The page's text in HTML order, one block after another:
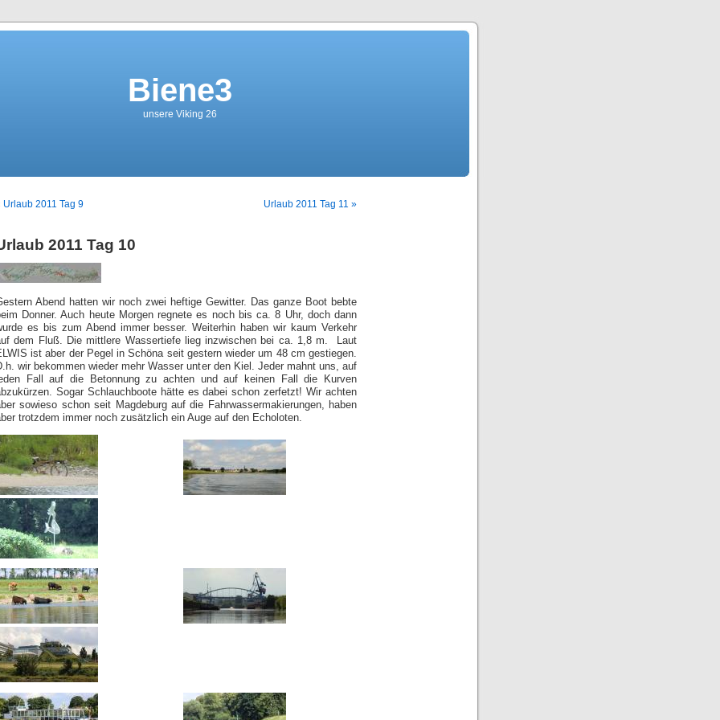
Biene3
unsere Viking 26
Urlaub 2011 Tag 9 Urlaub 2011 Tag 11 »
2011 Tag 10
Abend hatten wir noch zwei heftige Gewitter. Das ganze Boot bebte
Donner. Auch heute Morgen regnete es noch bis ca. 8 Uhr, doch dann
es bis zum Abend immer besser. Weiterhin haben wir kaum Verkehr
dem Fluß. Die mittlere Wassertiefe lieg inzwischen bei ca. 1,8 m. Laut
ist aber der Pegel in Schöna seit gestern wieder um 48 cm gestiegen.
wir bekommen wieder mehr Wasser unter den Kiel. Jeder mahnt uns, auf
Fall auf die Betonnung zu achten und auf keinen Fall die Kurven
Sogar Schlauchboote hätte es dabei schon zerfetzt! Wir achten
sowieso schon seit Magdeburg auf die Fahrwassermakierungen, haben
trotzdem immer noch zusätzlich ein Auge auf den Echoloten.